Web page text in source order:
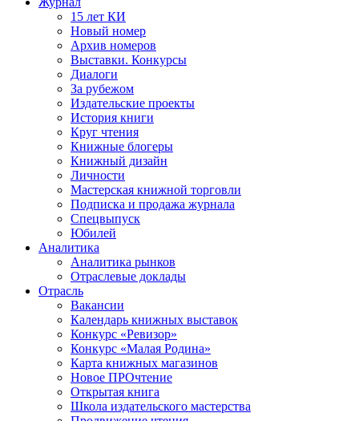
15 лет КИ
Новый номер
Архив номеров
Выставки. Конкурсы
Диалоги
За рубежом
Издательские проекты
История книги
Круг чтения
Книжные блогеры
Книжный дизайн
Личности
Мастерская книжной торговли
Подписка и продажа журнала
Спецвыпуск
Юбилей
Аналитика
Аналитика рынков
Отраслевые доклады
Отрасль
Вакансии
Календарь книжных выставок
Конкурс «Ревизор»
Конкурс «Малая Родина»
Карта книжных магазинов
Новое ПРОчтение
Открытая книга
Школа издательского мастерства